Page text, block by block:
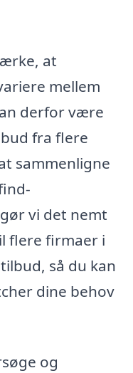
at
mellem
derfor være
fra flere
sammenligne
vi det nemt
flere firmaer i
så du kan
dine behov
og